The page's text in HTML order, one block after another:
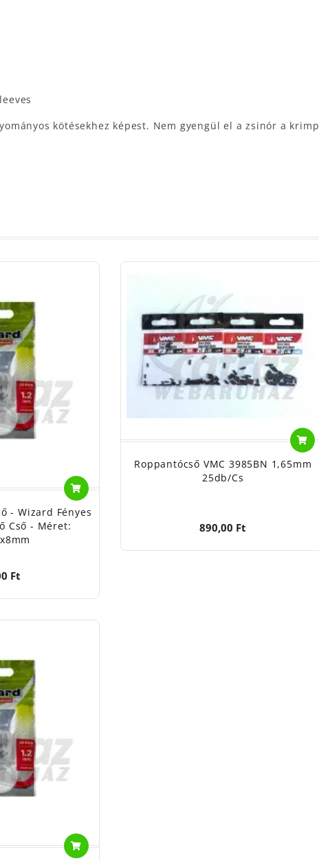
kötésekhez képest. Nem gyengül el a zsinór a
- Wizard Fényes
Cső - Méret:
Ft
Roppantócső VMC 3985BN 1,65mm
25db/cs
890,00 Ft